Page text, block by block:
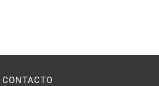
CONTACTO